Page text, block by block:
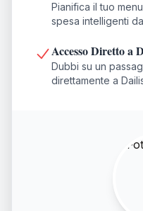
Pianifica il tuo
spesa intelligenti
Accesso Diretto a
Dubbi su un
direttamente a